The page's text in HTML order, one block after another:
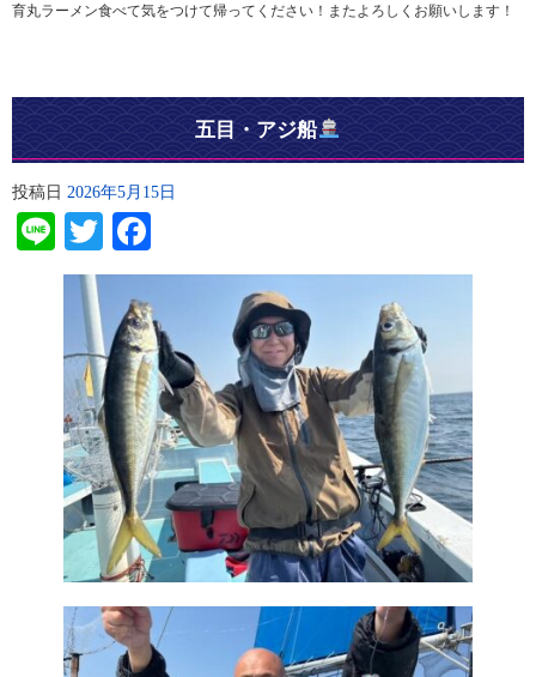
育丸ラーメン食べて気をつけて帰ってください！またよろしくお願いします！
五目・アジ船
投稿日 2026年5月15日
LineTwitter